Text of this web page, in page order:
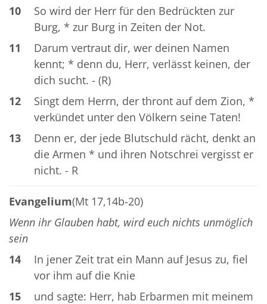
10
So wird der Herr für den Bedrückten zur
Burg, * zur Burg in Zeiten der Not.
11
Darum vertraut dir, wer deinen Namen
kennt; * denn du, Herr, verlässt keinen, der
dich sucht. - (R)
12
Singt dem Herrn, der thront auf dem Zion, *
verkündet unter den Völkern seine Taten!
13
Denn er, der jede Blutschuld rächt, denkt an
die Armen * und ihren Notschrei vergisst er
nicht. - R
Evangelium(Mt 17,14b-20)
Wenn ihr Glauben habt, wird euch nichts unmöglich
sein
14
In jener Zeit trat ein Mann auf Jesus zu, fiel
vor ihm auf die Knie
15
und sagte: Herr, hab Erbarmen mit meinem